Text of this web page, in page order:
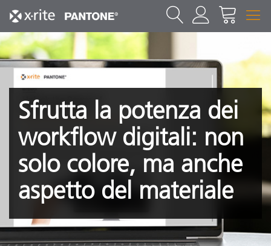
Sfrutta la potenza dei
workflow digitali: non
solo colore, ma anche
aspetto del materiale